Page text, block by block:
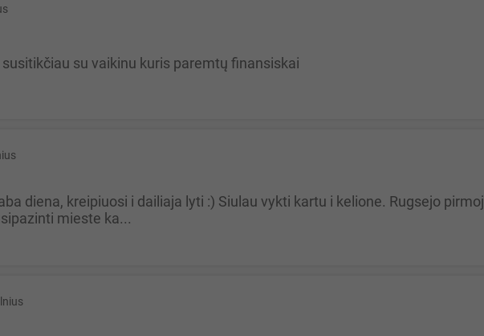
susitikčiau su vaikinu kuris paremtų finansiskai
mieste ka...